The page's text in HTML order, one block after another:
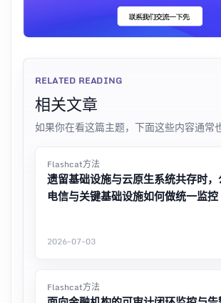
RELATED READING
相关文章
如果你在看这篇主题，下面这些内容通常
Flashcat方法
遗留基础设施与云原生系统共存时，
电信与关键基础设施如何做统一监控
2026-07-03
Flashcat方法